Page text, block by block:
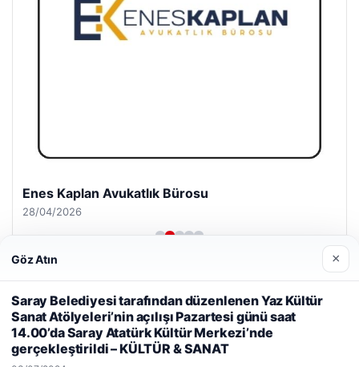
Enes Kaplan Avukatlık Bürosu
28/04/2026
© 2026 Gezgin Haber – Güncel Haberler
Web sitemizi nasıl kullandığınızı daha iyi anlayabilmek,
deneyiminizi kişiselleştirmek ve geliştirmek amacıyla çerezler
kullanıyoruz.Çerez Politikamız
Reddet
Göz Atın ×
Saray Belediyesi tarafından düzenlenen Yaz Kültür
Sanat Atölyeleri’nin açılışı Pazartesi günü saat
14.00’da Saray Atatürk Kültür Merkezi’nde
gerçekleştirildi – KÜLTÜR & SANAT